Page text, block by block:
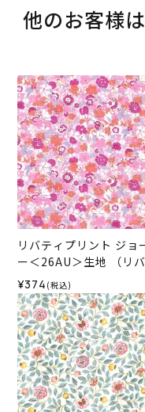
他のお客様
リバティプリント ジョ
ー＜26AU＞生地 （リ
ィ・ファブリックス）
SS
¥374 (税込)